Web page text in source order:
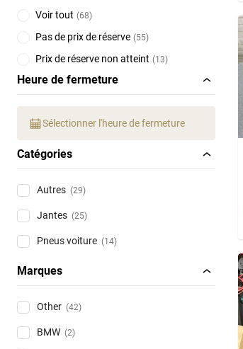
Voir tout (68)
Pas de prix de réserve (55)
Prix de réserve non atteint (13)
Heure de fermeture
Sélectionner l'heure de fermeture
Catégories
Autres (29)
Jantes (25)
Pneus voiture (14)
Marques
Other (42)
BMW (2)